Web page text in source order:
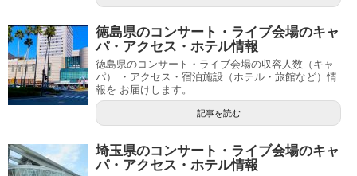
徳島県のコンサート・ライブ会場のキャ
パ・アクセス・ホテル情報
徳島県のコンサート・ライブ会場の収容人数（キャ
パ） ・アクセス・宿泊施設（ホテル・旅館など）情
報を お届けします。
記事を読む
埼玉県のコンサート・ライブ会場のキャ
パ・アクセス・ホテル情報